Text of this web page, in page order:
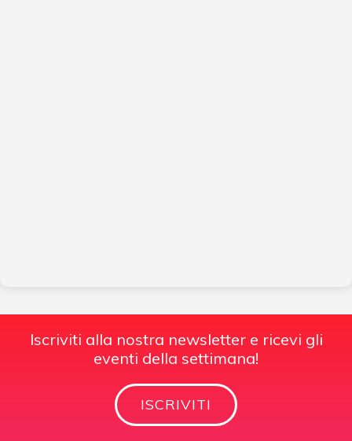
Iscriviti alla nostra newsletter e ricevi gli
eventi della settimana!
ISCRIVITI